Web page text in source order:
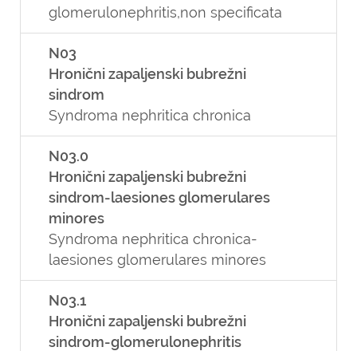
glomerulonephritis,non specificata
N03
Hronični zapaljenski bubrežni
sindrom
Syndroma nephritica chronica
N03.0
Hronični zapaljenski bubrežni
sindrom-laesiones glomerulares
minores
Syndroma nephritica chronica-
laesiones glomerulares minores
N03.1
Hronični zapaljenski bubrežni
sindrom-glomerulonephritis